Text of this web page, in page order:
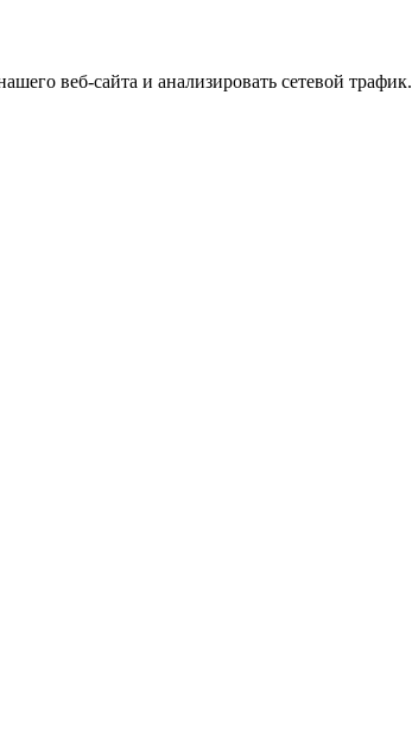
веб-сайта и анализировать сетевой трафик.